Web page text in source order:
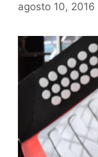
agosto 10, 2016